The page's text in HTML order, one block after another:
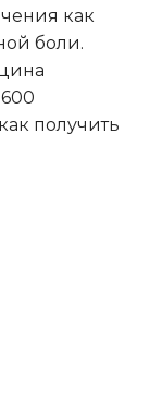
как
боли.
получить